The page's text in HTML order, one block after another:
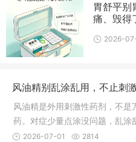
胃舒平别
痛、毁得
2026-
风油精别乱涂乱用，不止刺
风油精是外用刺激性药剂，不
药。对症少量点涂没问题，乱
皮肤、黏膜和神经。
2026-07-01 2814